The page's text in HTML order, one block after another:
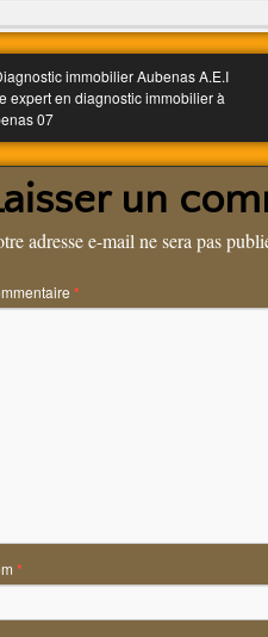
immobilier Aubenas A.E.I
expert en diagnostic immobilier à
07
un
adresse e-mail ne sera pas
*
*